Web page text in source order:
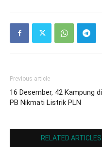
Previous article
16 Desember, 42 Kampung di
PB Nikmati Listrik PLN
RELATED ARTICLES